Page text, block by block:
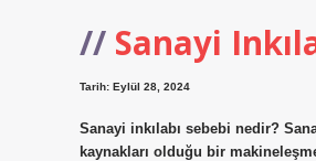
Sanayi
Tarih: Eylül 28, 2024
Sanayi inkılabı sebebi nedir?
kaynakları olduğu bir